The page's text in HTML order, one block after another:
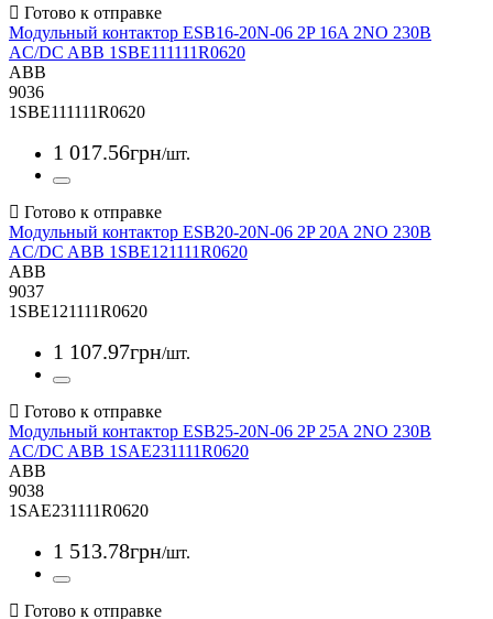
Модульный контактор ESB16-20N-06 2P 16A 2NO 230B
AC/DC ABB 1SBE111111R0620
ABB
9036
1SBE111111R0620
1 017.56грн/шт.
Модульный контактор ESB20-20N-06 2P 20A 2NO 230B
AC/DC ABB 1SBE121111R0620
ABB
9037
1SBE121111R0620
1 107.97грн/шт.
Модульный контактор ESB25-20N-06 2P 25A 2NO 230B
AC/DC ABB 1SAE231111R0620
ABB
9038
1SAE231111R0620
1 513.78грн/шт.